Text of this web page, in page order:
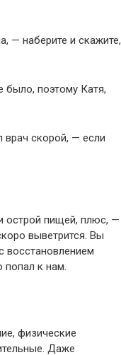
— наберите и скажите,
поэтому Катя,
врач скорой, — если
острой пищей, плюс, —
выветрится. Вы
восстановлением
попал к нам.
физические
Даже